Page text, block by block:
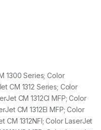
1300 Series; Color
CM 1312 Series; Color
CM 1312CI MFP; Color
CM 1312EI MFP; Color
CM 1312NFI; Color LaserJet